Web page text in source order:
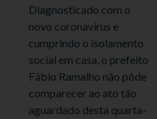
Diagnosticado com o
novo coronavírus e
cumprindo o isolamento
social em casa, o prefeito
Fábio Ramalho não pôde
comparecer ao ato tão
aguardado desta quarta-